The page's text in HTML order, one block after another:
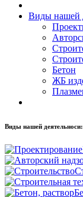
Виды нашей
Бетон
ЖБ
Виды нашей деятельноси: